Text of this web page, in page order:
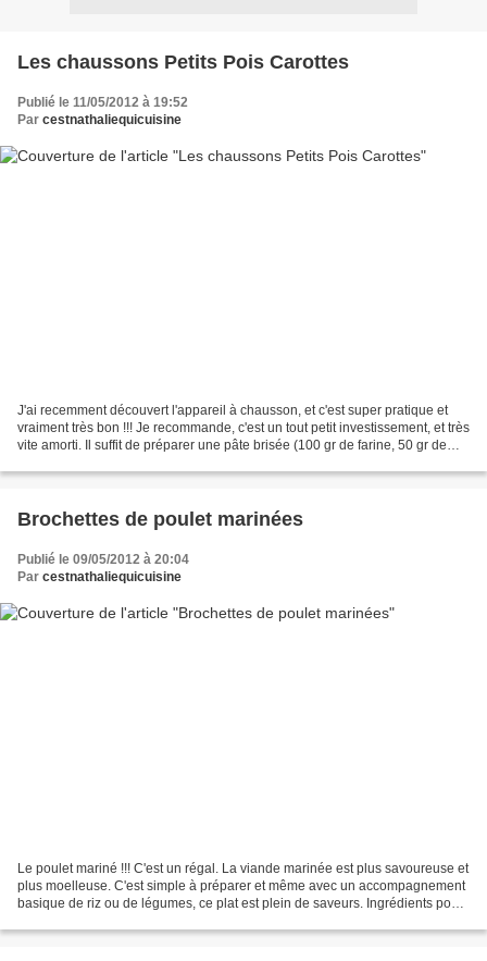
Les chaussons Petits Pois Carottes
Publié le 11/05/2012 à 19:52
Par cestnathaliequicuisine
J'ai recemment découvert l'appareil à chausson, et c'est super pratique et
vraiment très bon !!! Je recommande, c'est un tout petit investissement, et très
vite amorti. Il suffit de préparer une pâte brisée (100 gr de farine, 50 gr de
Brochettes de poulet marinées
Publié le 09/05/2012 à 20:04
Par cestnathaliequicuisine
Le poulet mariné !!! C'est un régal. La viande marinée est plus savoureuse et
plus moelleuse. C'est simple à préparer et même avec un accompagnement
basique de riz ou de légumes, ce plat est plein de saveurs. Ingrédients pour